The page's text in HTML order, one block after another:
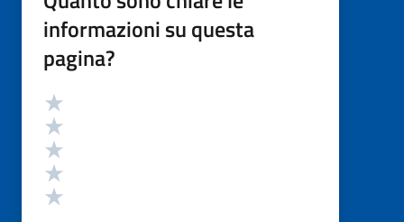
informazioni su questa
pagina?
Valutazione